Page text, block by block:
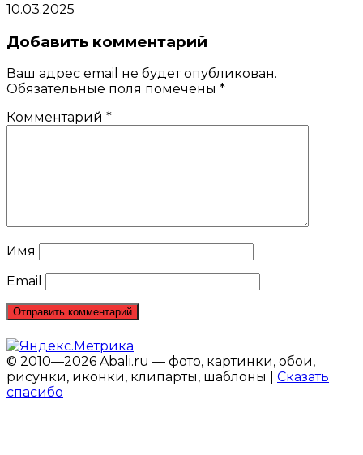
10.03.2025
Добавить комментарий
Ваш адрес email не будет опубликован.
Обязательные поля помечены *
Комментарий *
Имя
Email
© 2010—2026 Abali.ru — фото, картинки, обои,
рисунки, иконки, клипарты, шаблоны | Сказать
спасибо